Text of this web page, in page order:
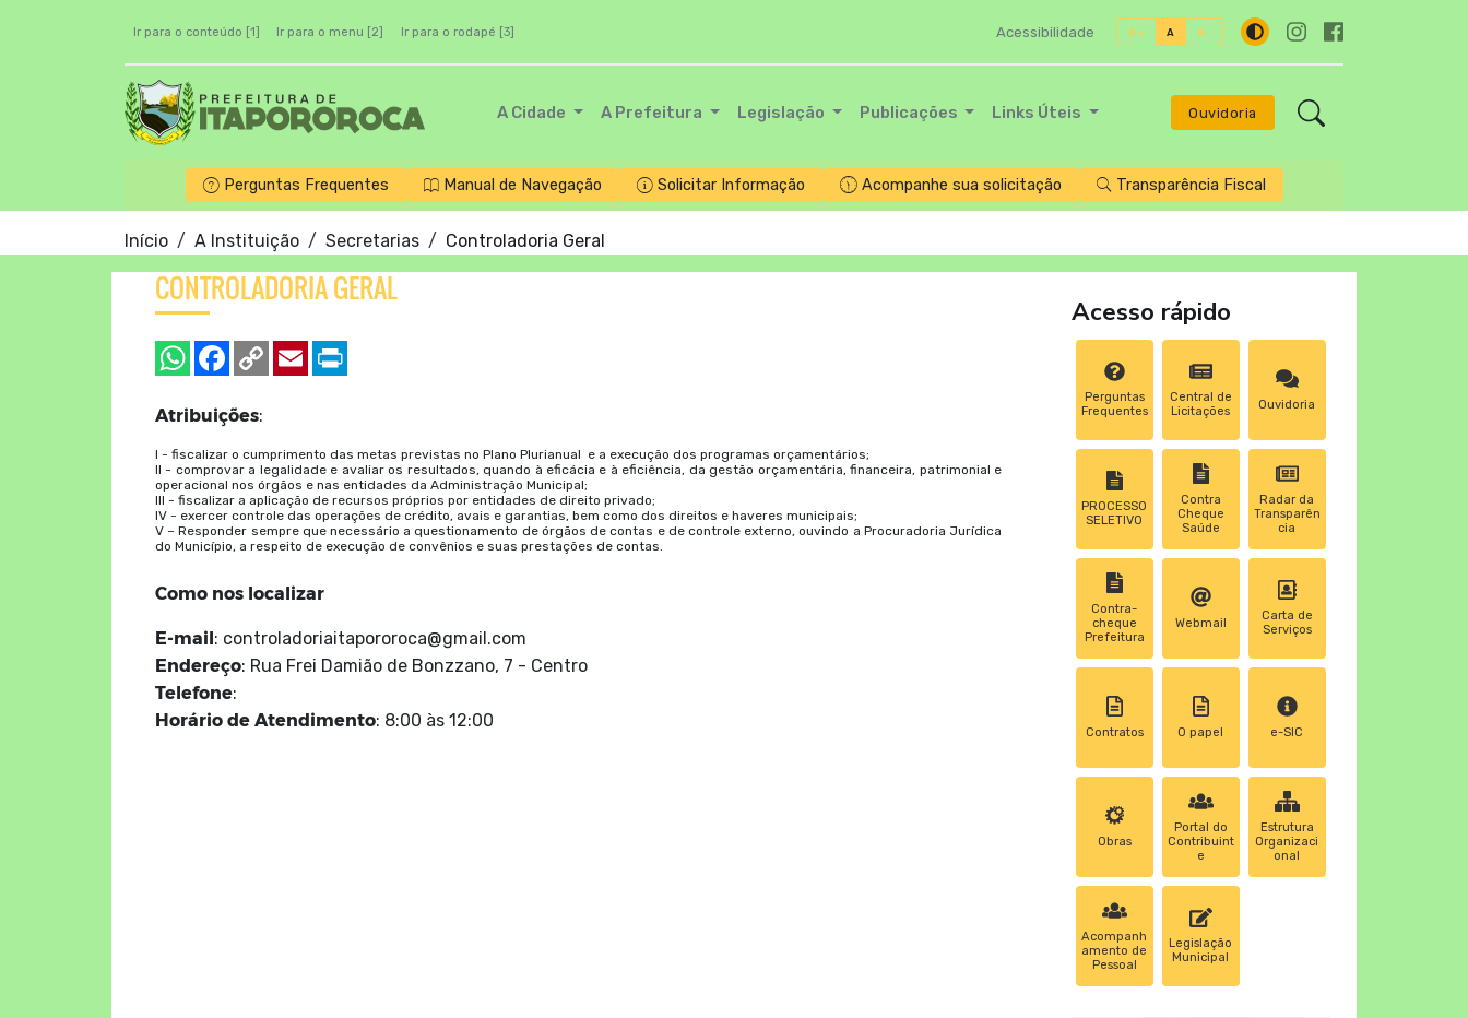
Ir para o conteúdo [1] Ir para o menu [2] Ir para o rodapé [3] Acessibilidade A+ A A-
A Cidade A Prefeitura Legislação Publicações Links Úteis Ouvidoria
Perguntas Frequentes Manual de Navegação Solicitar Informação Acompanhe sua solicitação Transparência Fiscal
Início A Instituição Secretarias Controladoria Geral
CONTROLADORIA GERAL
Atribuições:
I - fiscalizar o cumprimento das metas previstas no Plano Plurianual e a execução dos programas orçamentários;
II - comprovar a legalidade e avaliar os resultados, quando à eficácia e à eficiência, da gestão orçamentária, financeira, patrimonial e
operacional nos órgãos e nas entidades da Administração Municipal;
III - fiscalizar a aplicação de recursos próprios por entidades de direito privado;
IV - exercer controle das operações de crédito, avais e garantias, bem como dos direitos e haveres municipais;
V – Responder sempre que necessário a questionamento de órgãos de contas e de controle externo, ouvindo a Procuradoria Jurídica
do Município, a respeito de execução de convênios e suas prestações de contas.
Como nos localizar
E-mail: controladoriaitapororoca@gmail.com
Endereço: Rua Frei Damião de Bonzzano, 7 - Centro
Telefone:
Horário de Atendimento: 8:00 às 12:00
Acesso rápido
Perguntas
Frequentes
Central de
Licitações
Ouvidoria
PROCESSO
SELETIVO
Contra
Cheque
Saúde
Radar da
Transparên
cia
Contra-
cheque
Prefeitura
Webmail
Carta de
Serviços
Contratos 0 papel e-SIC
Obras
Portal do
Contribuint
e
Estrutura
Organizaci
onal
Acompanh
amento de
Pessoal
Legislação
Municipal